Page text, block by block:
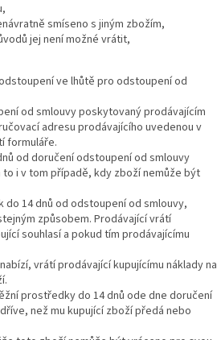
smíseno s jiným zbožím,
jej není možné vrátit,
ve lhůtě pro odstoupení od
od smlouvy poskytovaný prodávajícím
adresu prodávajícího uvedenou v
formuláře.
od doručení odstoupení od smlouvy
i v tom případě, kdy zboží nemůže být
14 dnů od odstoupení od smlouvy,
způsobem. Prodávající vrátí
souhlasí a pokud tím prodávajícímu
vrátí prodávající kupujícímu náklady na
prostředky do 14 dnů ode dne doručení
než mu kupující zboží předá nebo